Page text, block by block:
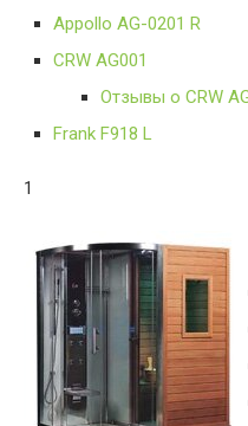
Appollo AG-0201 R
CRW AG001
Отзывы о CRW
Frank F918 L
1